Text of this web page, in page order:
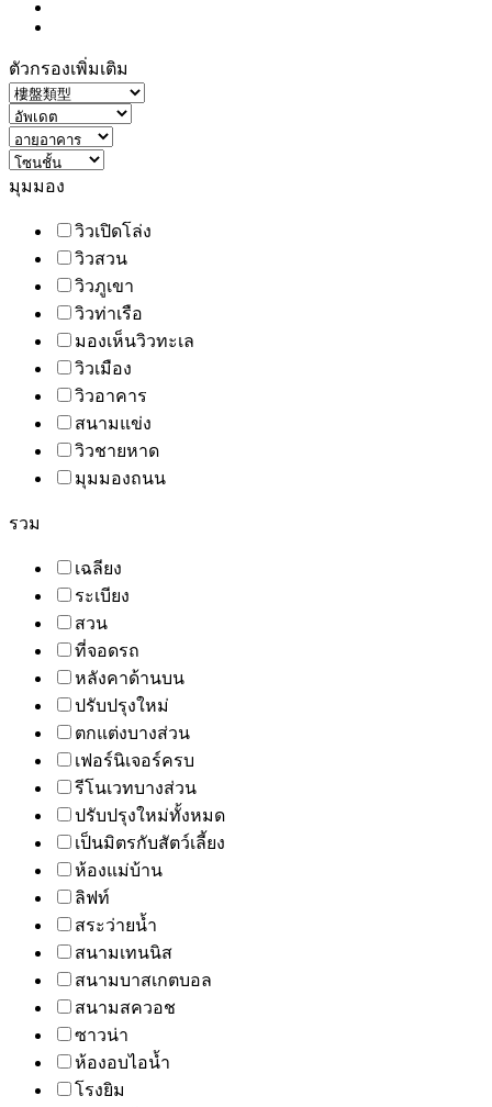
ตัวกรองเพิ่มเติม
มุมมอง
วิวเปิดโล่ง
วิวสวน
วิวภูเขา
วิวท่าเรือ
มองเห็นวิวทะเล
วิวเมือง
วิวอาคาร
สนามแข่ง
วิวชายหาด
มุมมองถนน
รวม
เฉลียง
ระเบียง
สวน
ที่จอดรถ
หลังคาด้านบน
ปรับปรุงใหม่
ตกแต่งบางส่วน
เฟอร์นิเจอร์ครบ
รีโนเวทบางส่วน
ปรับปรุงใหม่ทั้งหมด
เป็นมิตรกับสัตว์เลี้ยง
ห้องแม่บ้าน
ลิฟท์
สระว่ายน้ำ
สนามเทนนิส
สนามบาสเกตบอล
สนามสควอช
ซาวน่า
ห้องอบไอน้ำ
โรงยิม